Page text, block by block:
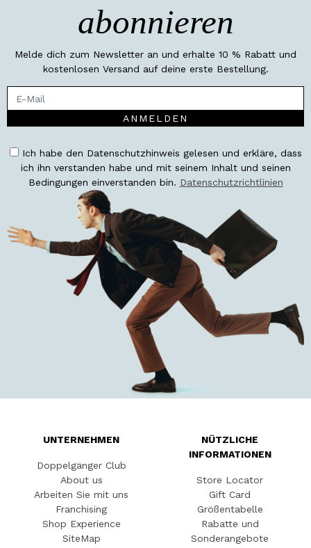
abonnieren
Melde dich zum Newsletter an und erhalte 10 % Rabatt und
kostenlosen Versand auf deine erste Bestellung.
ANMELDEN
Ich habe den Datenschutzhinweis gelesen und erkläre, dass
ich ihn verstanden habe und mit seinem Inhalt und seinen
Bedingungen einverstanden bin. Datenschutzrichtlinien
UNTERNEHMEN
Doppelgänger Club
About us
Arbeiten Sie mit uns
Franchising
Shop Experience
SiteMap
NÜTZLICHE
INFORMATIONEN
Store Locator
Gift Card
Größentabelle
Rabatte und
Sonderangebote